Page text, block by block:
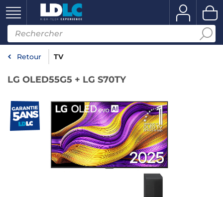
Retour TV
LG OLED55G5 + LG S70TY